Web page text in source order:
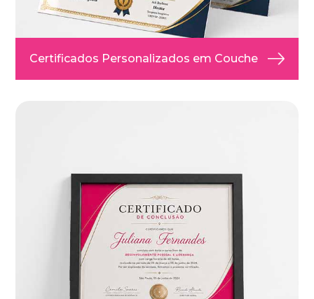
Certificados Personalizados em Couche